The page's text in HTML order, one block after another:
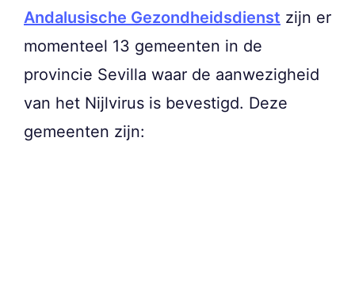
Andalusische Gezondheidsdienst zijn er
momenteel 13 gemeenten in de
provincie Sevilla waar de aanwezigheid
van het Nijlvirus is bevestigd. Deze
gemeenten zijn: